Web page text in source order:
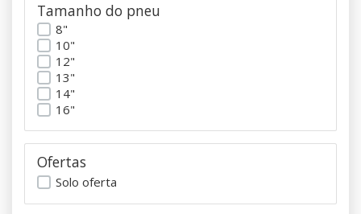
Tamanho do pneu
8"
10"
12"
13"
14"
16"
Ofertas
Solo oferta